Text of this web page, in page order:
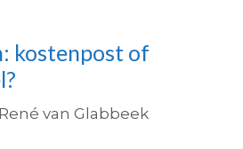
kostenpost of
René van Glabbeek